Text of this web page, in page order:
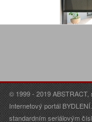
© 1999 - 2019 ABSTRACT,
Internetový portál
standardním seriálovým